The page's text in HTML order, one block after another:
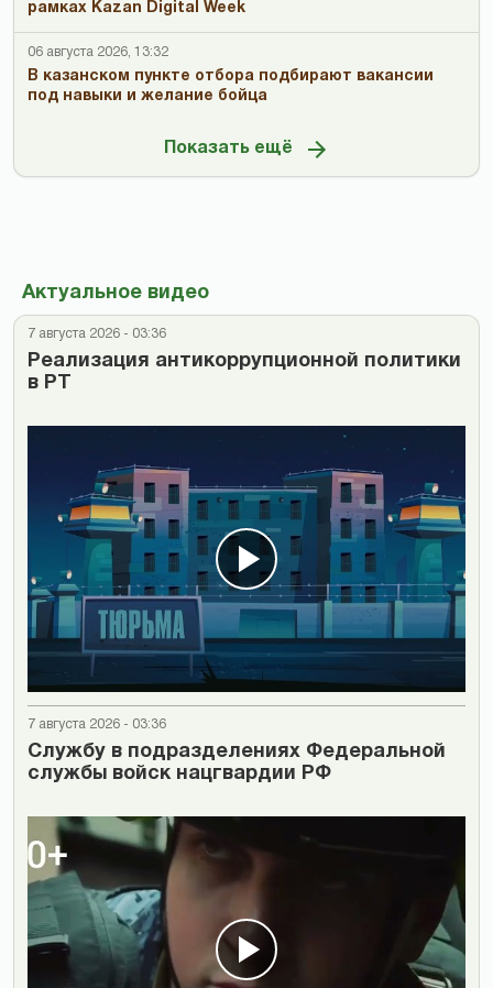
рамках Kazan Digital Week
06 августа 2026, 13:32
В казанском пункте отбора подбирают вакансии
под навыки и желание бойца
Показать ещё
Актуальное видео
7 августа 2026 - 03:36
Реализация антикоррупционной политики
в РТ
7 августа 2026 - 03:36
Cлужбу в подразделениях Федеральной
службы войск нацгвардии РФ